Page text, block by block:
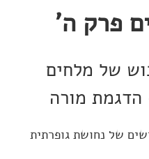
פרק ה'
12 – גיבוש של מלחים
הדגמת מורה
של נחושת גופרתית